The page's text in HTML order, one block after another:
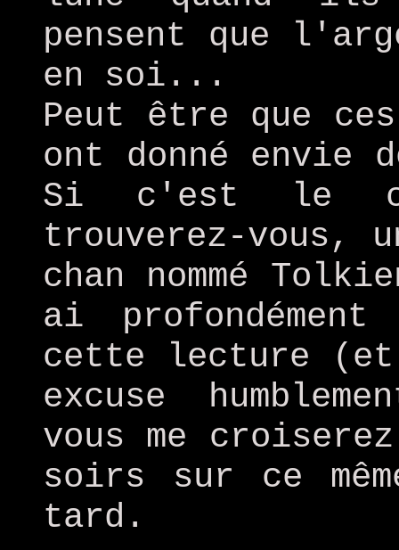
pensent que
en soi...
Peut être que
ont donné envie
Si c'est le
trouverez-vous,
chan nommé
ai
cette lecture (et
excuse
vous me croiserez
soirs sur ce
tard.